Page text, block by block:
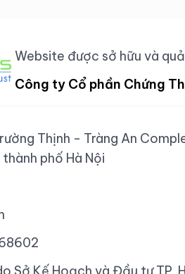
Website được sở hữu và
Công ty Cổ phần Chứng
Thịnh - Tràng An
phố Hà Nội